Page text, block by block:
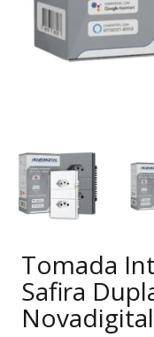
Tomada
Safira